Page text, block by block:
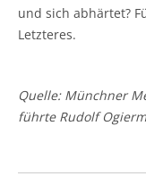
und sich abhärtet?
Letzteres.
Quelle: Münchner
führte Rudolf